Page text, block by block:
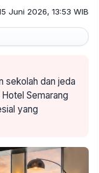
Juni 2026, 13:53 WIB
sekolah dan jeda
Semarang
yang